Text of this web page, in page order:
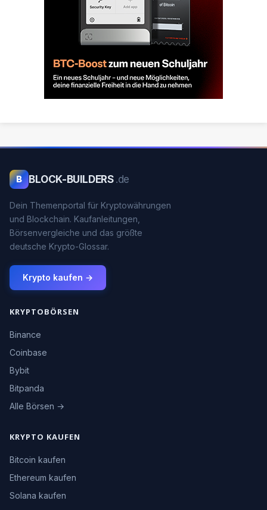
B BLOCK-BUILDERS .de
Dein Themenportal für Kryptowährungen
und Blockchain. Kaufanleitungen,
Börsenvergleiche und das größte
deutsche Krypto-Glossar.
Krypto kaufen →
KRYPTOBÖRSEN
Binance
Coinbase
Bybit
Bitpanda
Alle Börsen →
KRYPTO KAUFEN
Bitcoin kaufen
Ethereum kaufen
Solana kaufen